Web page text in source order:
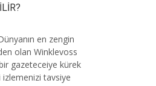
en zengin
olan Winklevoss
gazeteceiye kürek
tavsiye